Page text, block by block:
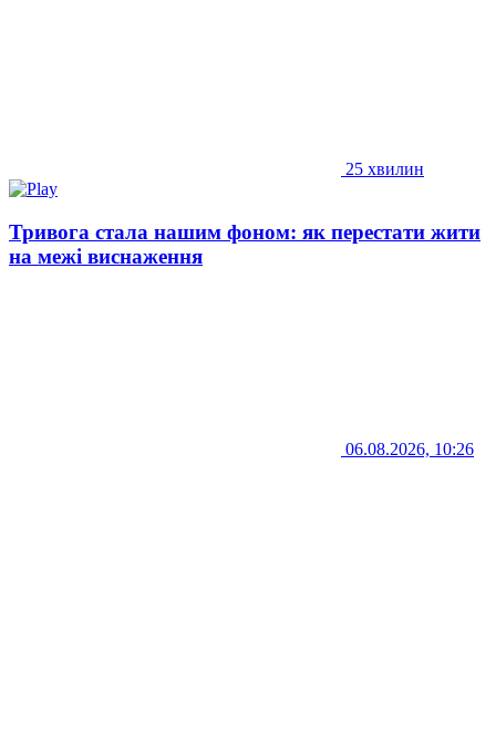
25 хвилин
Тривога стала нашим фоном: як перестати жити
на межі виснаження
06.08.2026, 10:26